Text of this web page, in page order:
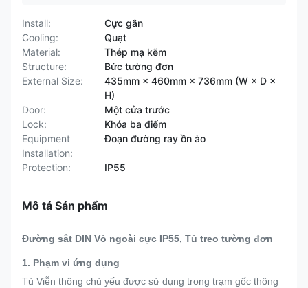
Install:
Cực gắn
Cooling:
Quạt
Material:
Thép mạ kẽm
Structure:
Bức tường đơn
External Size:
435mm × 460mm × 736mm (W × D ×
H)
Door:
Một cửa trước
Lock:
Khóa ba điểm
Equipment
Installation:
Đoạn đường ray ồn ào
Protection: IP55
Mô tả Sản phẩm
Đường sắt DIN Vỏ ngoài cực IP55, Tủ treo tường đơn
1. Phạm vi ứng dụng
Tủ Viễn thông chủ yếu được sử dụng trong trạm gốc thông